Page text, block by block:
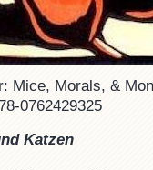
Mice, Morals, &
0762429325
Katzen